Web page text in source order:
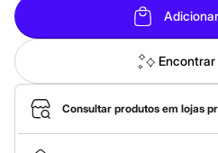
Roupas
Blusas e Camisetas
Básicos
Calças
Casacos e Jaquetas
Jeans
Macacões
Saias
Shorts e Bermudas
Encontrar
Consultar produtos em lojas